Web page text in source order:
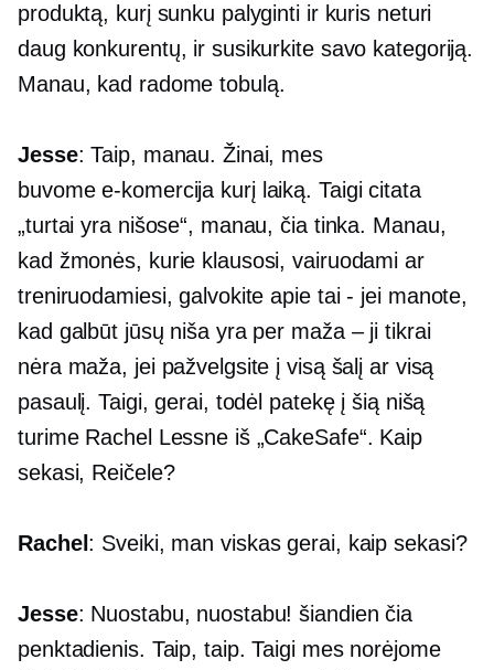
produktą, kurį sunku palyginti ir kuris neturi
daug konkurentų, ir susikurkite savo kategoriją.
Manau, kad radome tobulą.
Jesse: Taip, manau. Žinai, mes
buvomee-komercija kurį laiką. Taigi citata
„turtai yra nišose“, manau, čia tinka. Manau,
kad žmonės, kurie klausosi, vairuodami ar
treniruodamiesi, galvokite apie tai- jei manote,
kad galbūt jūsų niša yra per maža – ji tikrai
nėra maža, jei pažvelgsite į visą šalį ar visą
pasaulį. Taigi, gerai, todėl patekę į šią nišą
turime Rachel Lessne iš „CakeSafe“. Kaip
sekasi, Reičele?
Rachel : Sveiki, man viskas gerai, kaip sekasi?
Jesse: Nuostabu, nuostabu! šiandien čia
penktadienis. Taip, taip. Taigi mes norėjome